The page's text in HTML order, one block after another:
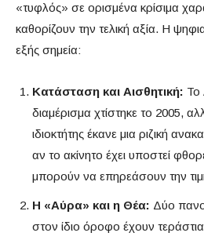
«τυφλός» σε ορισμένα κρίσιμα
καθορίζουν την τελική αξία. Η
εξής σημεία:
Κατάσταση και Αισθητική: Το
διαμέρισμα χτίστηκε το 2005,
ιδιοκτήτης έκανε μια ριζική
αν το ακίνητο έχει υποστεί
μπορούν να επηρεάσουν την
Η «Αύρα» και η Θέα: Δύο
στον ίδιο όροφο έχουν